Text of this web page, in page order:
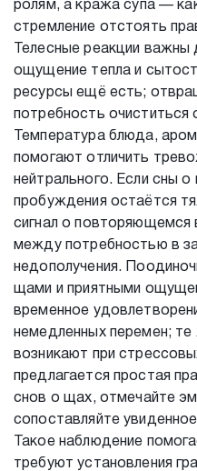
ролям, а кража супа —
стремление отстоять
Телесные реакции важны
ощущение тепла и
ресурсы ещё есть;
потребность очиститься
Температура блюда,
помогают отличить
нейтрального. Если сны
пробуждения остаётся
сигнал о повторяющемся
между потребностью в
недополучения.
щами и приятными
временное
немедленных перемен;
возникают при
предлагается простая
снов о щах, отмечайте
сопоставляйте
Такое наблюдение
требуют установления